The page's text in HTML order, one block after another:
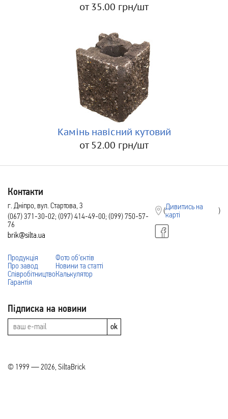
от 35.00 грн/шт
Камінь навісний кутовий
от 52.00 грн/шт
Контакти
г. Дніпро, вул. Стартова, 3
(067) 371-30-02; (097) 414-49-00; (099) 750-57-
76
brik@silta.ua
(Дивитись на
карті
)
Продукція
Про завод
Співробітництво
Гарантія
Фото об’єктів
Новини та статті
Калькулятор
Підписка на новини
ok
© 1999 — 2026, SiltaBrick